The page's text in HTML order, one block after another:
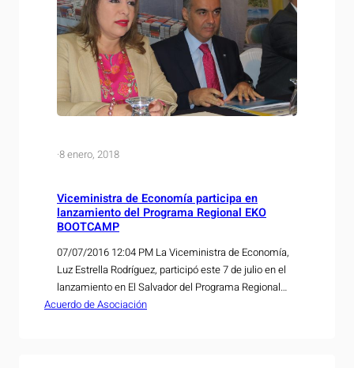
·8 enero, 2018
Viceministra de Economía participa en
lanzamiento del Programa Regional EKO
BOOTCAMP
07/07/2016 12:04 PM La Viceministra de Economía,
Luz Estrella Rodríguez, participó este 7 de julio en el
lanzamiento en El Salvador del Programa Regional
EKO BOOTCAMP, financiado por la Unión Europea a
Acuerdo de Asociación